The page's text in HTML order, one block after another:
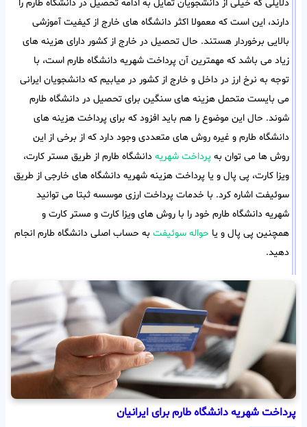
دلایلی که خیلی از دانشجویان تمایل به ادامه تحصیل در دانشگاه طارم را
دارند، این است که معمولا اکثر دانشگاه های خارج از کیفیت آموزشی
بالایی برخوردار هستند. حال تحصیل در خارج از کشور دارای هزینه های
زیاد می باشد که مهمترین آن پرداخت شهریه دانشگاه طارم است، با
توجه به نرخ ارز در داخل و خارج از کشور در میابیم که دانشجویان ایرانی
می بایست متحمل هزینه های سنگین برای تحصیل در دانشگاه طارم
شوند. حال این موضوع را هم باید افزود که برای پرداخت هزینه های
دانشگاه طارم و غیره روش های متعددی وجود دارد که از برخی از این
روش ها می توان به پرداخت شهریه دانشگاه طارم از طریق مستر کارت،
ویزا کارت، پی پال و یا پرداخت هزینه شهریه دانشگاه های خارجی از طریق
سوئیفت اشاره کرد. با خدمات پرداخت ارزی موسسه ثبتا می توانید
شهریه دانشگاه طارم خود را با روش های ویزا کارت و مستر کارت و
همچنین پی پال و یا حواله سوئیفت به حساب اصلی دانشگاه طارم انجام
دهید.
پرداخت شهریه دانشگاه طارم برای ایرانیان